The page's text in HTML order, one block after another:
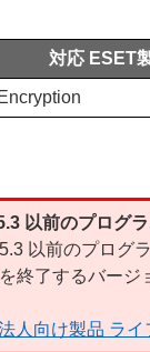
対応 ESET
以前のプログ
以前のプログ
終了するバージ
人向け製品 ラ